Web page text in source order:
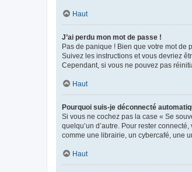
Haut
J’ai perdu mon mot de passe !
Pas de panique ! Bien que votre mot de
Suivez les instructions et vous devriez
Cependant, si vous ne pouvez pas
Haut
Pourquoi suis-je déconnecté
Si vous ne cochez pas la case « Se
quelqu’un d’autre. Pour rester
comme une librairie, un cybercafé, une
Haut